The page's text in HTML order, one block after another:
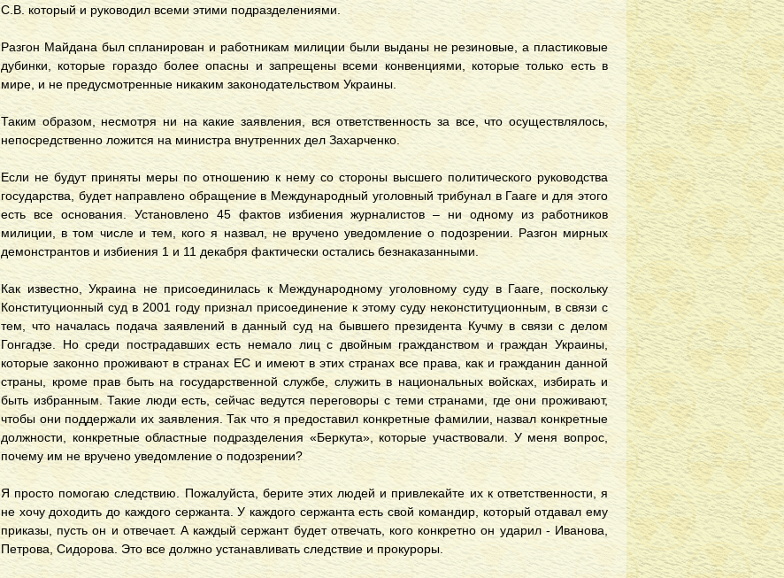
С.В. который и руководил всеми этими подразделениями.
Разгон Майдана был спланирован и работникам милиции были выданы не резиновые, а пластиковые
дубинки, которые гораздо более опасны и запрещены всеми конвенциями, которые только есть в
мире, и не предусмотренные никаким законодательством Украины.
Таким образом, несмотря ни на какие заявления, вся ответственность за все, что осуществлялось,
непосредственно ложится на министра внутренних дел Захарченко.
Если не будут приняты меры по отношению к нему со стороны высшего политического руководства
государства, будет направлено обращение в Международный уголовный трибунал в Гааге и для этого
есть все основания. Установлено 45 фактов избиения журналистов – ни одному из работников
милиции, в том числе и тем, кого я назвал, не вручено уведомление о подозрении. Разгон мирных
демонстрантов и избиения 1 и 11 декабря фактически остались безнаказанными.
Как известно, Украина не присоединилась к Международному уголовному суду в Гааге, поскольку
Конституционный суд в 2001 году признал присоединение к этому суду неконституционным, в связи с
тем, что началась подача заявлений в данный суд на бывшего президента Кучму в связи с делом
Гонгадзе. Но среди пострадавших есть немало лиц с двойным гражданством и граждан Украины,
которые законно проживают в странах ЕС и имеют в этих странах все права, как и гражданин данной
страны, кроме прав быть на государственной службе, служить в национальных войсках, избирать и
быть избранным. Такие люди есть, сейчас ведутся переговоры с теми странами, где они проживают,
чтобы они поддержали их заявления. Так что я предоставил конкретные фамилии, назвал конкретные
должности, конкретные областные подразделения «Беркута», которые участвовали. У меня вопрос,
почему им не вручено уведомление о подозрении?
Я просто помогаю следствию. Пожалуйста, берите этих людей и привлекайте их к ответственности, я
не хочу доходить до каждого сержанта. У каждого сержанта есть свой командир, который отдавал ему
приказы, пусть он и отвечает. А каждый сержант будет отвечать, кого конкретно он ударил - Иванова,
Петрова, Сидорова. Это все должно устанавливать следствие и прокуроры.